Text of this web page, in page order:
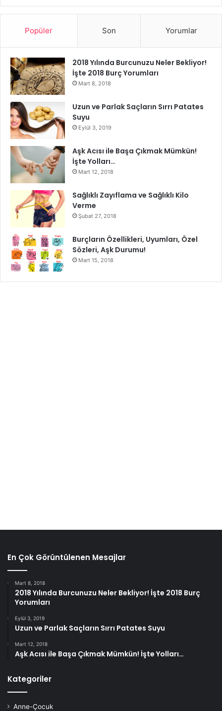
kırışık karşıtı tonik
Popüler Son Yorumlar
2018 Yılında Burcunuzu Neler Bekliyor!
İşte 2018 Burç Yorumları
Mart 8, 2018
Uzun ve Parlak Saçların Sırrı Patates
Suyu
Eylül 3, 2019
Aşk Acısı ile Başa Çıkmak Mümkün!
İşte Yolları…
Mart 12, 2018
Sağlıklı Zayıflama ve Sağlıklı Kilo
Verme
Şubat 27, 2018
Burçların Özellikleri, Uyumları, Özel
Sözleri, Aşk Durumu!
Mart 15, 2018
En Çok Görüntülenen Mesajlar
Mart 8, 2018
2018 Yılında Burcunuzu Neler Bekliyor! İşte 2018 Burç
Yorumları
Eylül 3, 2019
Uzun ve Parlak Saçların Sırrı Patates Suyu
Mart 12, 2018
Aşk Acısı ile Başa Çıkmak Mümkün! İşte Yolları…
Kategoriler
Anne-Çocuk